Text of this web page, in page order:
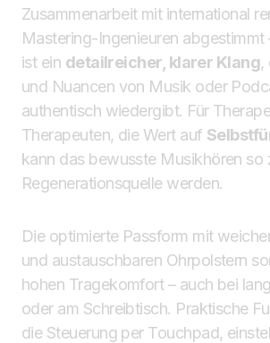
Zusammenarbeit mit international
Mastering-Ingenieuren abgestimmt
ist ein detailreicher, klarer Klang,
und Nuancen von Musik oder
authentisch wiedergibt. Für
Therapeuten, die Wert auf
kann das bewusste Musikhören so
Regenerationsquelle werden.
Die optimierte Passform mit
und austauschbaren Ohrpolstern
hohen Tragekomfort – auch bei
oder am Schreibtisch. Praktische
die Steuerung per Touchpad,